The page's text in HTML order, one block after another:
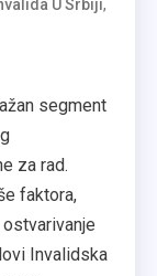
U Srbiji,
segment
za rad.
faktora,
Invalidska